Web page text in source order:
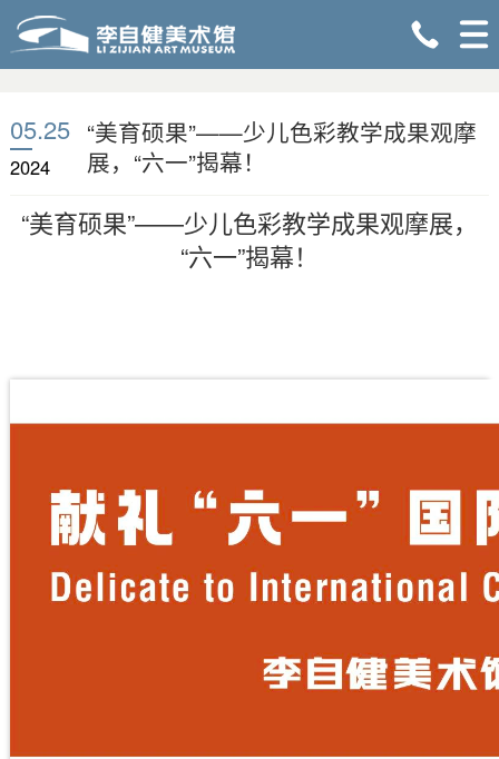
05.25
2024
“美育硕果”——少儿色彩教学成果观摩
展，“六一”揭幕！
“美育硕果”——少儿色彩教学成果观摩展，
“六一”揭幕！